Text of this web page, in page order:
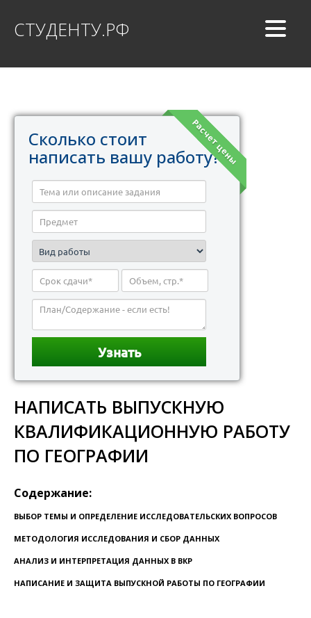
СТУДЕНТУ.РФ
Расчет цены
Сколько стоит
написать вашу работу?
НАПИСАТЬ ВЫПУСКНУЮ
КВАЛИФИКАЦИОННУЮ РАБОТУ
ПО ГЕОГРАФИИ
Содержание:
ВЫБОР ТЕМЫ И ОПРЕДЕЛЕНИЕ ИССЛЕДОВАТЕЛЬСКИХ ВОПРОСОВ
МЕТОДОЛОГИЯ ИССЛЕДОВАНИЯ И СБОР ДАННЫХ
АНАЛИЗ И ИНТЕРПРЕТАЦИЯ ДАННЫХ В ВКР
НАПИСАНИЕ И ЗАЩИТА ВЫПУСКНОЙ РАБОТЫ ПО ГЕОГРАФИИ